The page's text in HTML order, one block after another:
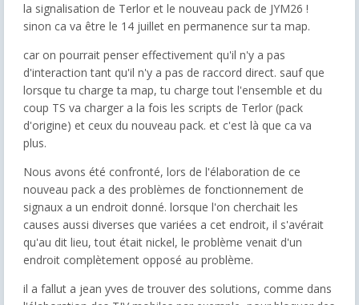
la signalisation de Terlor et le nouveau pack de JYM26 !
sinon ca va être le 14 juillet en permanence sur ta map.
car on pourrait penser effectivement qu'il n'y a pas
d'interaction tant qu'il n'y a pas de raccord direct. sauf que
lorsque tu charge ta map, tu charge tout l'ensemble et du
coup TS va charger a la fois les scripts de Terlor (pack
d'origine) et ceux du nouveau pack. et c'est là que ca va
plus.
Nous avons été confronté, lors de l'élaboration de ce
nouveau pack a des problèmes de fonctionnement de
signaux a un endroit donné. lorsque l'on cherchait les
causes aussi diverses que variées a cet endroit, il s'avérait
qu'au dit lieu, tout était nickel, le problème venait d'un
endroit complètement opposé au problème.
il a fallut a jean yves de trouver des solutions, comme dans